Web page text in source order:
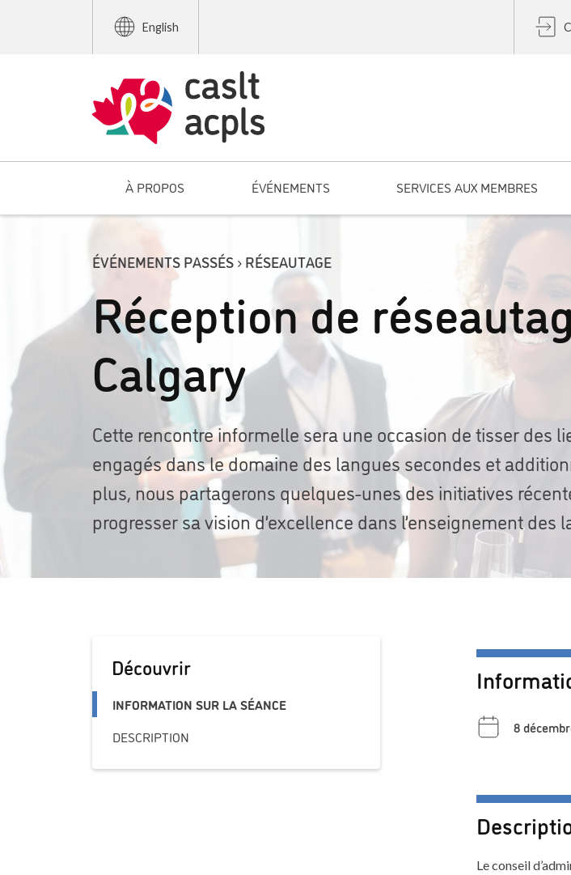
English
À PROPOS ÉVÉNEMENTS SERVICES AUX MEMBRES
ÉVÉNEMENTS PASSÉS › RÉSEAUTAGE
Réception de
Calgary
Cette rencontre informelle sera une occasion de tisser des
engagés dans le domaine des langues secondes et
plus, nous partagerons quelques-unes des initiatives
progresser sa vision d’excellence dans l’enseignement des
Découvrir
INFORMATION SUR LA SÉANCE
DESCRIPTION
8
Le conseil